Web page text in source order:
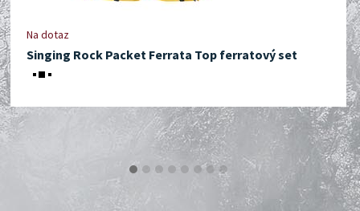
Na dotaz
Singing Rock Packet Ferrata Top ferratový set